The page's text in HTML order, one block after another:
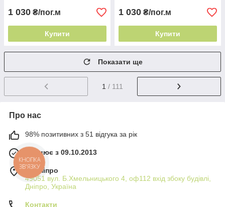
1 030 ₴/пог.м
Купити
1 030 ₴/пог.м
Купити
Показати ще
1 / 111
Про нас
98% позитивних з 51 відгука за рік
Працює з 09.10.2013
м. Дніпро
49051 вул. Б.Хмельницького 4, оф112 вхід збоку будівлі,
Дніпро, Україна
Контакти
КНОПКА
ЗВ'ЯЗКУ